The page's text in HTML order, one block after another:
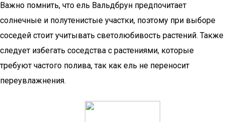
Важно помнить, что ель Вальдбрун предпочитает
солнечные и полутенистые участки, поэтому при выборе
соседей стоит учитывать светолюбивость растений. Также
следует избегать соседства с растениями, которые
требуют частого полива, так как ель не переносит
переувлажнения.